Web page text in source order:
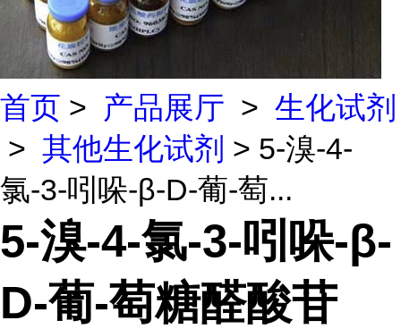
首页 > 产品展厅 > 生化试剂
> 其他生化试剂 > 5-溴-4-
氯-3-吲哚-β-D-葡-萄...
5-溴-4-氯-3-吲哚-β-
D-葡-萄糖醛酸苷